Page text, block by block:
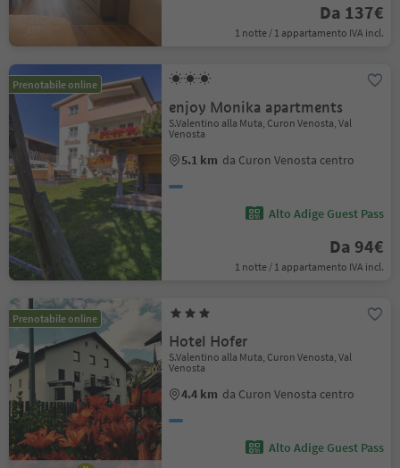
Da 137€
1 notte / 1 appartamento IVA incl.
Prenotabile online
enjoy Monika apartments
S.Valentino alla Muta, Curon Venosta, Val
Venosta
5.1 km da Curon Venosta centro
Alto Adige Guest Pass
Da 94€
1 notte / 1 appartamento IVA incl.
Prenotabile online
Hotel Hofer
S.Valentino alla Muta, Curon Venosta, Val
Venosta
4.4 km da Curon Venosta centro
Alto Adige Guest Pass